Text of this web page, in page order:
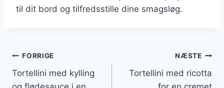
til dit bord og tilfredsstille dine smagsløg.
Indlægsnavigation
FORRIGE
Tortellini med kylling
NÆSTE
Tortellini med ricotta